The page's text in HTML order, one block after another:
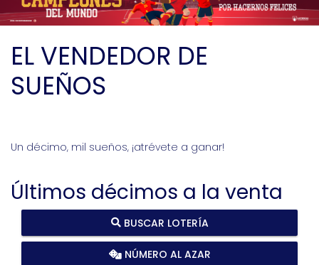
EL VENDEDOR DE
SUEÑOS
Un décimo, mil sueños, ¡atrévete a ganar!
Últimos décimos a la venta
BUSCAR LOTERÍA
NÚMERO AL AZAR